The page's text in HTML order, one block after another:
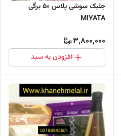
جلبک سوشی پلاس 50 برگی
MIYATA
3,800,000
افزودن به سبد